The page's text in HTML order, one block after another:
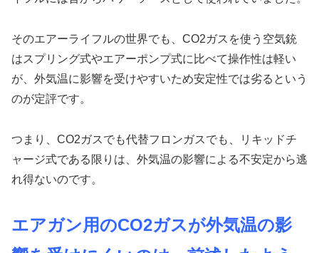
そのエアーライフルの世界でも、CO2ガスを使う空気銃
はスプリング式やエアーポンプ式に比べて操作性は軽い
が、外気温に影響を受けやすいため安定性では劣るという
のが定評です。
つまり、CO2ガスでも代替フロンガスでも、リキッドチ
ャージ式である限りは、外気温の影響による不安定から逃
れ得ないのです。
エアガン用のCO2ガスが外気温の影